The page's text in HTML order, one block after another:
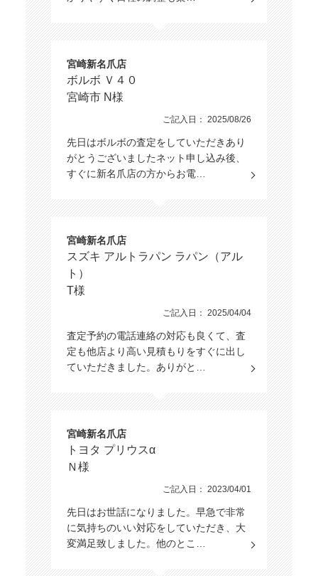
宮崎新名爪店
ボルボ Ｖ４０
宮崎市 N様
ご記入日： 2025/08/26
先日はボルボの査定をしていただきあり
がとうございましたネット申し込み後、
すぐに新名爪店の方からお電…
宮崎新名爪店
スズキ アルトラパン ラパン（アル
ト）
T様
ご記入日： 2025/04/04
査定予約の電話連絡の対応も良くて、査
定も他店より高い見積もりをすぐに出し
ていただきました。ありがと…
宮崎新名爪店
トヨタ プリウスα
Ｎ様
ご記入日： 2023/04/01
先日はお世話になりました。早急で非常
に気持ちのいい対応をしていただき、大
変満足致しました。他のとこ…